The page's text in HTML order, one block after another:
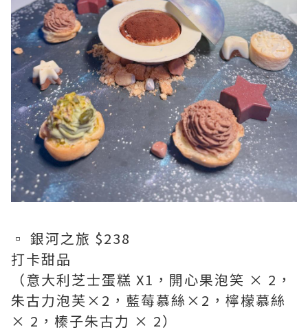
▫️ 銀河之旅 $238
打卡甜品
（意大利芝士蛋糕 X1，開心果泡笑 × 2，
朱古力泡芙×2，藍莓慕絲×2，檸檬慕絲
× 2，榛子朱古力 × 2）